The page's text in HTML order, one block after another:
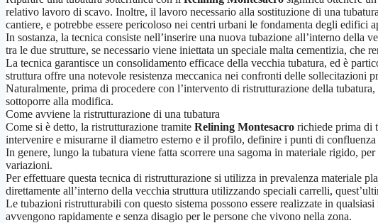
relativo lavoro di scavo. Inoltre, il lavoro necessario alla sostituzione di una
cantiere, e potrebbe essere pericoloso nei centri urbani le fondamenta degli
In sostanza, la tecnica consiste nell’inserire una nuova tubazione all’interno
tra le due strutture, se necessario viene iniettata un speciale malta cementizia, che
La tecnica garantisce un consolidamento efficace della vecchia tubatura, ed è
struttura offre una notevole resistenza meccanica nei confronti delle sollecitazioni
Naturalmente, prima di procedere con l’intervento di ristrutturazione della
sottoporre alla modifica.
Come avviene la ristrutturazione di una tubatura
Come si è detto, la ristrutturazione tramite Relining Montesacro richiede prima di
intervenire e misurarne il diametro esterno e il profilo, definire i punti di
In genere, lungo la tubatura viene fatta scorrere una sagoma in materiale rigido,
variazioni.
Per effettuare questa tecnica di ristrutturazione si utilizza in prevalenza materiale
direttamente all’interno della vecchia struttura utilizzando speciali carrelli,
Le tubazioni ristrutturabili con questo sistema possono essere realizzate in
avvengono rapidamente e senza disagio per le persone che vivono nella zona.